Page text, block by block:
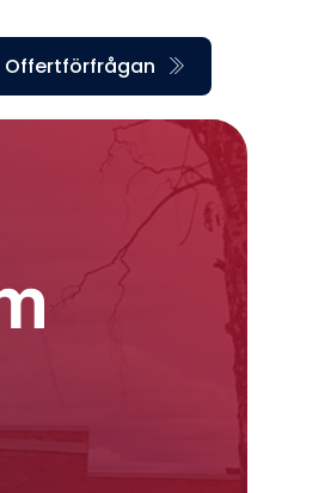
Offertförfrågan